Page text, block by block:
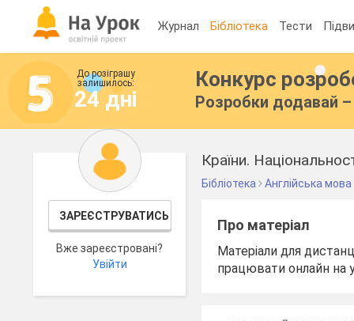
Журнал Бібліотека Тести
До розіграшу
залишилось:
24 дні
Конкурс
Розробки додавай –
ЗАРЕЄСТРУВАТИСЬ
Вже зареєстровані?
Увійти
Країни.
Бібліотека Англійська мова
Про матеріал
Матеріали для
працювати онлайн на